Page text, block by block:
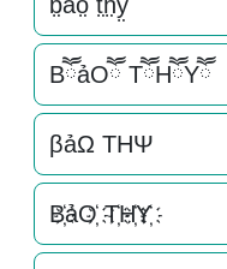
BཽảOཽ TཽHཽYཽ
βảΩ THΨ
B҉ảO҉ T҉H҉Y҉